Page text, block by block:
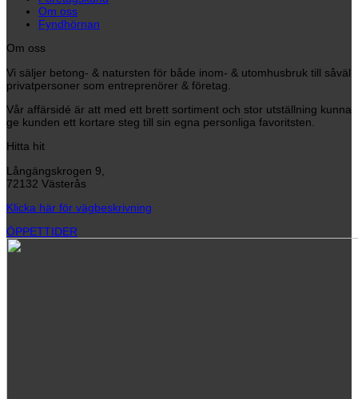
Om oss
Fyndhörnan
Om oss
Vi säljer betong- & natursten för både inom- & utomhusbruk till såväl
privatpersoner som entreprenörer & företag.
Vår affärsidé är att med ett brett sortiment och stor utställning kunna
ge kunden ett kortare steg till sin egna personliga favoritsten.
Hitta hit
Långängskrogen 9,
72132 Västerås
Klicka här för vägbeskrivning
ÖPPETTIDER